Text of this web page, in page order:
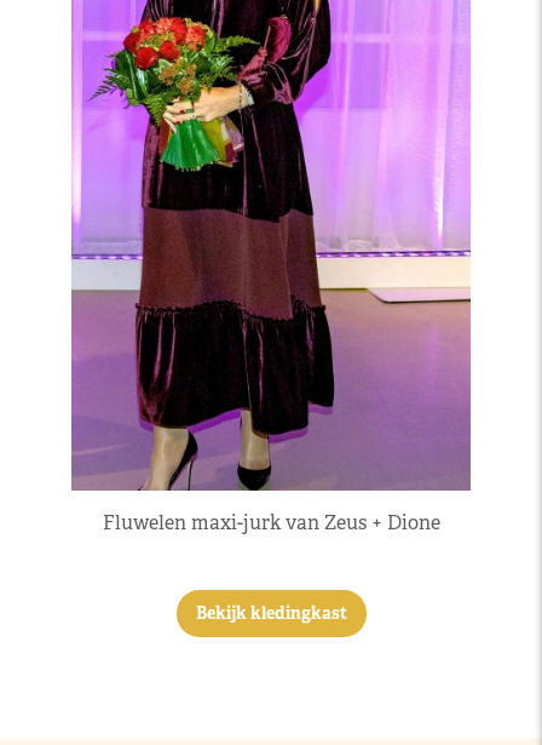
Fluwelen maxi-jurk van Zeus + Dione
Bekijk kledingkast